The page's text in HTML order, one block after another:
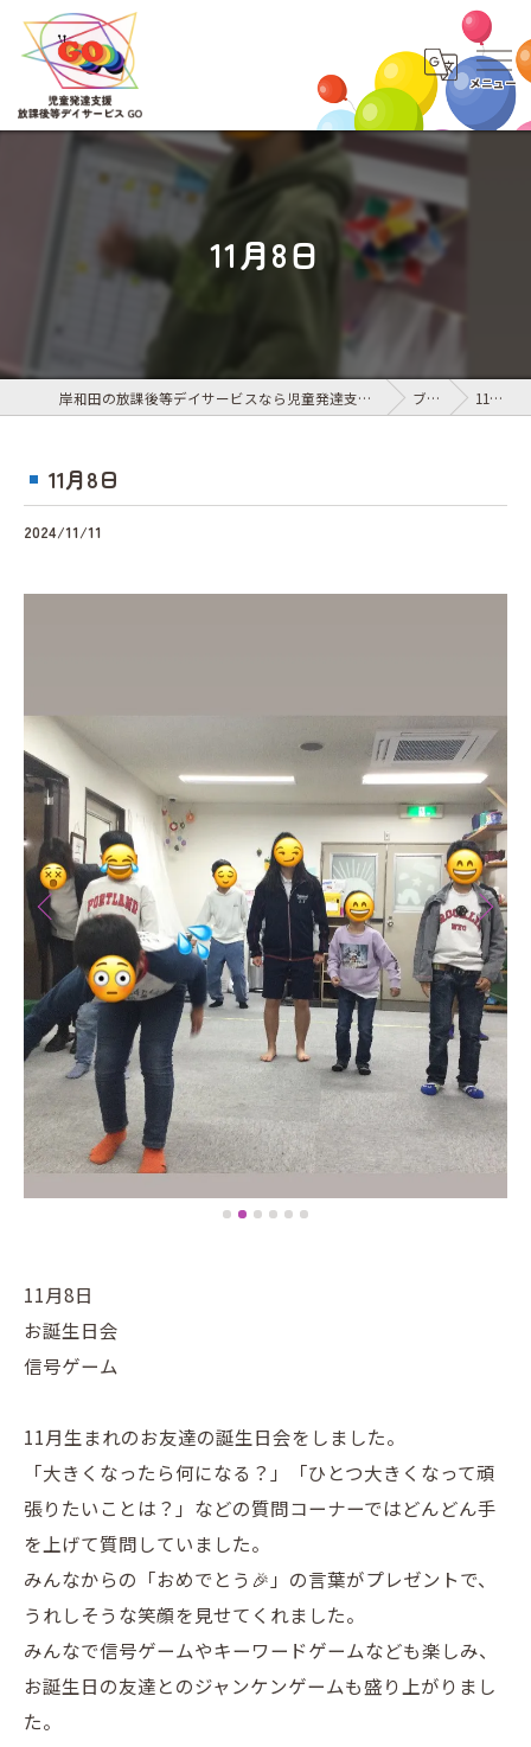
11月8日
岸和田の放課後等デイサービスなら児童発達支援・放課後等デイサービス GO ブログ 11月8日
11月8日
2024/11/11
11月8日
お誕生日会
信号ゲーム
11月生まれのお友達の誕生日会をしました。
「大きくなったら何になる？」「ひとつ大きくなって頑
張りたいことは？」などの質問コーナーではどんどん手
を上げて質問していました。
みんなからの「おめでとう🎉」の言葉がプレゼントで、
うれしそうな笑顔を見せてくれました。
みんなで信号ゲームやキーワードゲームなども楽しみ、
お誕生日の友達とのジャンケンゲームも盛り上がりまし
た。